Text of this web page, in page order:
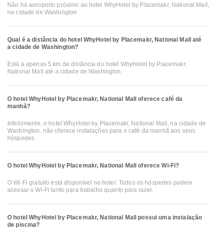
Não há aeroporto próximo ao hotel WhyHotel by Placemakr, National Mall,
na cidade de Washington
Qual é a distância do hotel WhyHotel by Placemakr, National Mall até
a cidade de Washington?
Está a apenas 5 km de distância do hotel WhyHotel by Placemakr,
National Mall até a cidade de Washington
O hotel WhyHotel by Placemakr, National Mall oferece café da
manhã?
Infelizmente, o hotel WhyHotel by Placemakr, National Mall, na cidade de
Washington, não oferece instalações para o café da manhã aos seus
hóspedes.
O hotel WhyHotel by Placemakr, National Mall oferece Wi-Fi?
O Wi-Fi gratuito está disponível no hotel. Todos os hóspedes podem
acessar o Wi-Fi tanto para trabalho quanto para lazer.
O hotel WhyHotel by Placemakr, National Mall possui uma instalação
de piscina?